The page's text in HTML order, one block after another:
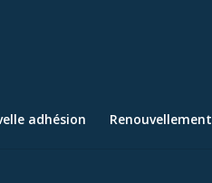
adhésion Renouvellement